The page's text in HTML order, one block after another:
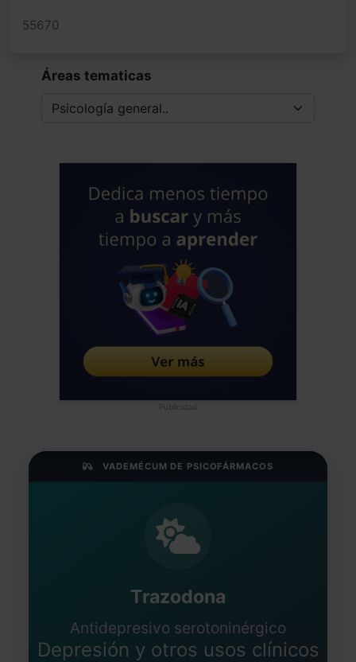
55670
Áreas tematicas
Publicidad
VADEMÉCUM DE PSICOFÁRMACOS
Trazodona
Antidepresivo serotoninérgico
Depresión y otros usos clínicos